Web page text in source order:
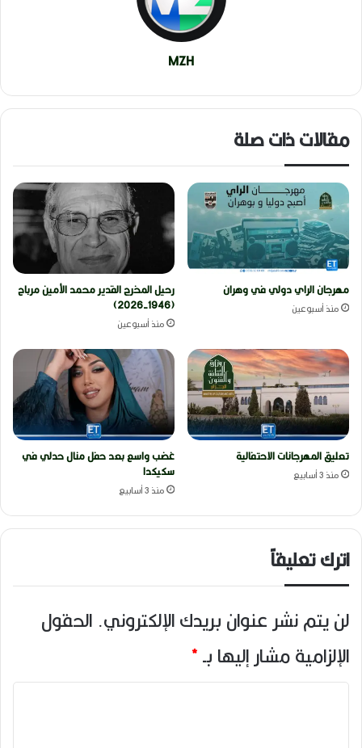
MZH
مقالات ذات صلة
مهرجان الراي دولي في وهران
منذ أسبوعين
رحيل المخرج القدير محمد الأمين مرباح
(1946-2026)
منذ أسبوعين
تعليق المهرجانات الاحتفالية
منذ 3 أسابيع
غضب واسع بعد حفل منال حدلي في
سكيكدا
منذ 3 أسابيع
اترك تعليقاً
لن يتم نشر عنوان بريدك الإلكتروني. الحقول
الإلزامية مشار إليها بـ*
ا